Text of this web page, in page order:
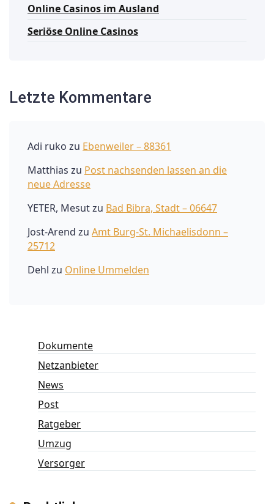
Online Casinos im Ausland
Seriöse Online Casinos
Letzte Kommentare
Adi ruko zu Ebenweiler – 88361
Matthias zu Post nachsenden lassen an die
neue Adresse
YETER, Mesutzu Bad Bibra, Stadt – 06647
Jost-Arend zu Amt Burg-St. Michaelisdonn –
25712
Dehl zu Online Ummelden
Dokumente
Netzanbieter
News
Post
Ratgeber
Umzug
Versorger